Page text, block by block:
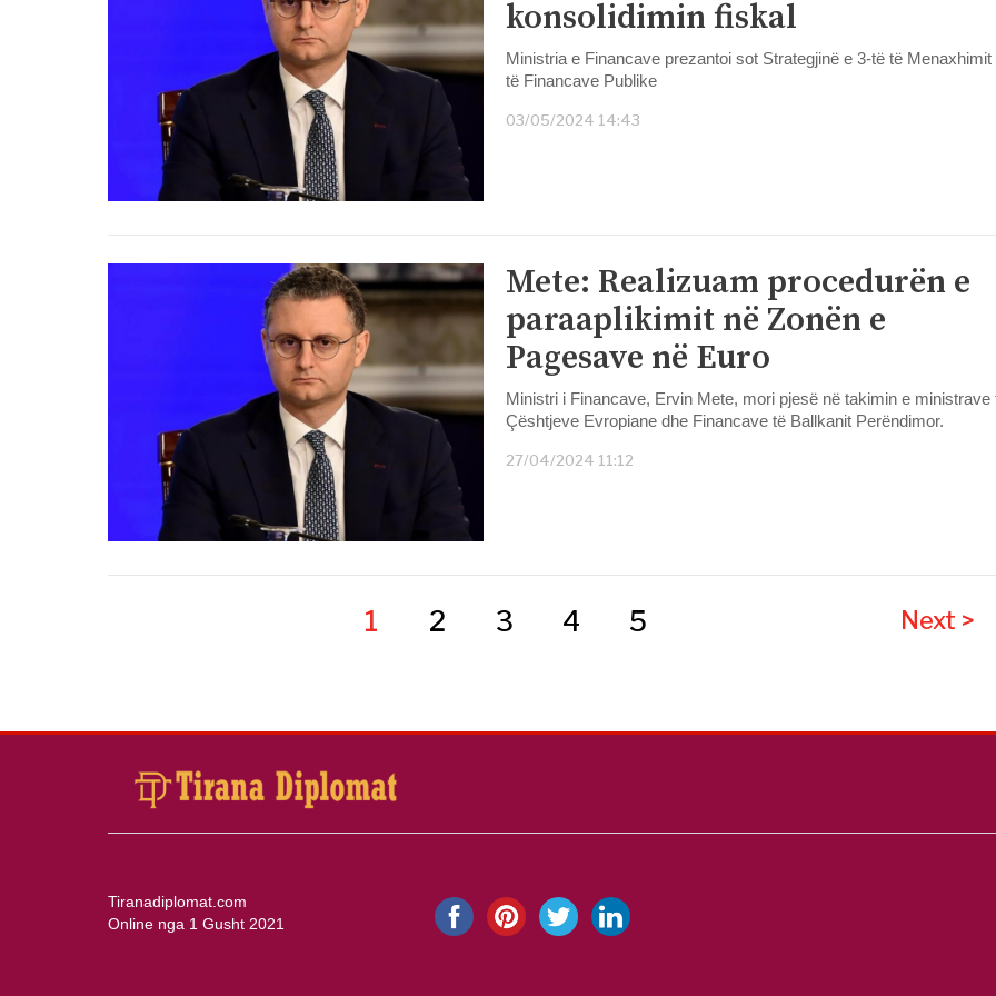
konsolidimin fiskal
Ministria e Financave prezantoi sot Strategjinë e 3-të të Menaxhimit
të Financave Publike
03/05/2024 14:43
Mete: Realizuam procedurën e
paraaplikimit në Zonën e
Pagesave në Euro
Ministri i Financave, Ervin Mete, mori pjesë në takimin e ministrave
Çështjeve Evropiane dhe Financave të Ballkanit Perëndimor.
27/04/2024 11:12
1 2 3 4 5 Next >
Tiranadiplomat.com
Online nga 1 Gusht 2021